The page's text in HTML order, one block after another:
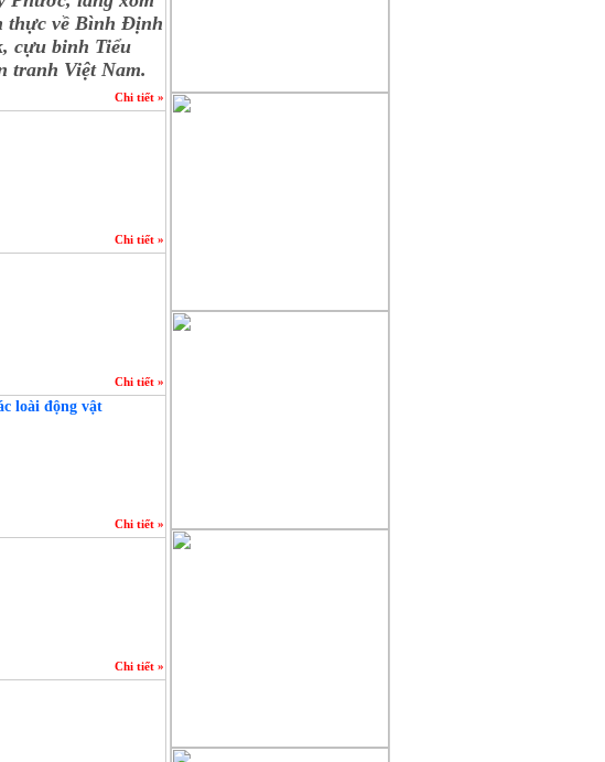
thực về Bình Định
cựu binh Tiểu
tranh Việt Nam.
Chi tiết »
Chi tiết »
Chi tiết »
loài động vật
Chi tiết »
Chi tiết »
gửi